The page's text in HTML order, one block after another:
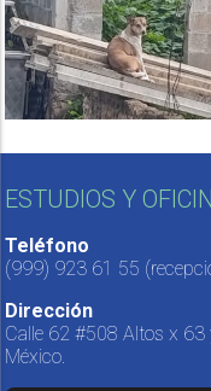
ESTUDIOS Y
Teléfono
(999) 923 61 55
Dirección
Calle 62 #508 Altos x 63
México.